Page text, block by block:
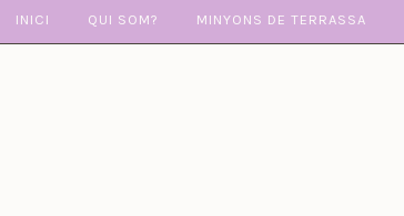
INICI QUI SOM? MINYONS DE TERRASSA